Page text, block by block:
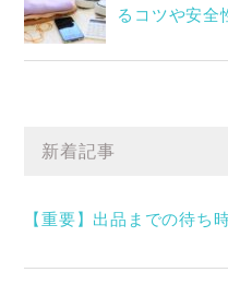
るコツや安全
新着記事
【重要】出品までの待ち